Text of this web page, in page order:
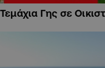
Τεμάχια Γης σε